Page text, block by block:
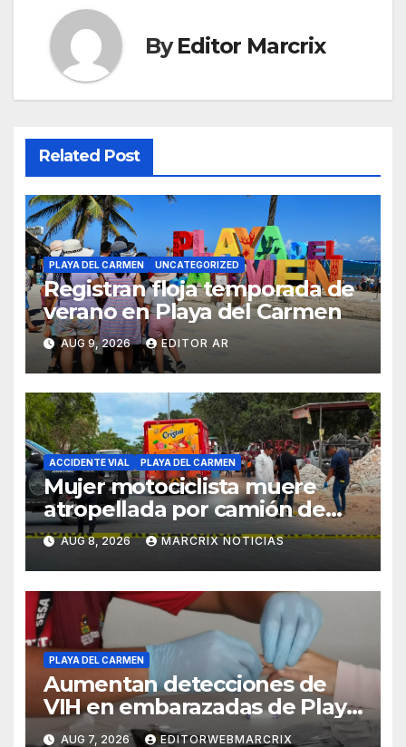
ByEditor Marcrix
Related Post
PLAYA DEL CARMEN UNCATEGORIZED
Registran floja temporada de
verano en Playa del Carmen
AUG 9, 2026 EDITOR AR
ACCIDENTE VIAL PLAYA DEL CARMEN
Mujer motociclista muere
atropellada por camión de
Coca-Cola en Playa del
Carmen
AUG 8, 2026 MARCRIX NOTICIAS
PLAYA DEL CARMEN
Aumentan detecciones de
VIH en embarazadas de Playa
del Carmen
AUG 7, 2026 EDITORWEBMARCRIX